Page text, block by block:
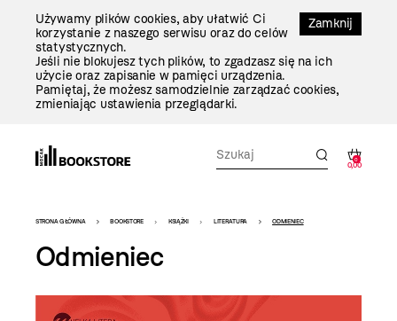
Zamknij
Używamy plików cookies, aby ułatwić Ci
korzystanie z naszego serwisu oraz do celów
statystycznych.
Jeśli nie blokujesz tych plików, to zgadzasz się na ich
użycie oraz zapisanie w pamięci urządzenia.
Pamiętaj, że możesz samodzielnie zarządzać cookies,
zmieniając ustawienia przeglądarki.
0
0,00
Bookstore
-
szablon
szczegóły
STRONA GŁÓWNA BOOKSTORE KSIĄŻKI LITERATURA ODMIENIEC
Odmieniec